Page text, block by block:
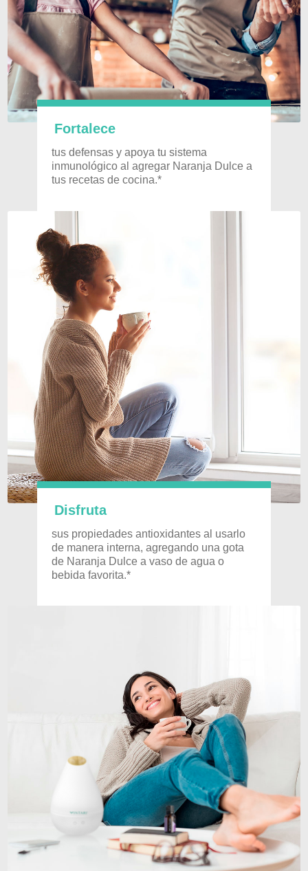
Fortalece
tus defensas y apoya tu sistema
inmunológico al agregar Naranja Dulce a
tus recetas de cocina.*
Disfruta
sus propiedades antioxidantes al usarlo
de manera interna, agregando una gota
de Naranja Dulce a vaso de agua o
bebida favorita.*